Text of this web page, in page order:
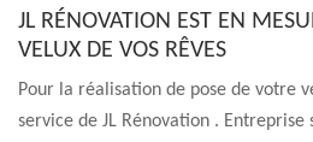
JL RÉNOVATION EST EN
VELUX DE VOS RÊVES
Pour la réalisation de pose de votre
service de JL Rénovation . Entreprise